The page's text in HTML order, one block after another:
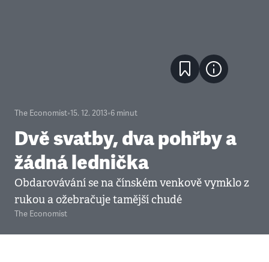
The Economist•15. 12. 2013•6 minut
Dvě svatby, dva pohřby a
žádná lednička
Obdarovávání se na čínském venkově vymklo z
rukou a ožebračuje tamější chudé
The Economist